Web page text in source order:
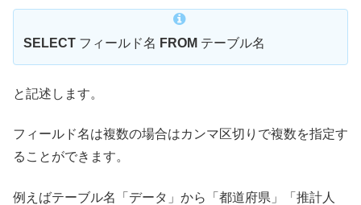
SELECT フィールド名 FROM テーブル名
と記述します。
フィールド名は複数の場合はカンマ区切りで複数を指定す
ることができます。
例えばテーブル名「データ」から「都道府県」「推計人